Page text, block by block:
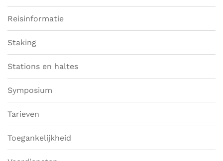
Reisinformatie
Staking
Stations en haltes
Symposium
Tarieven
Toegankelijkheid